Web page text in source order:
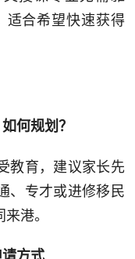
适合希望快速获得
何规划？
教育，建议家长先
、专才或进修移民
港。
方式